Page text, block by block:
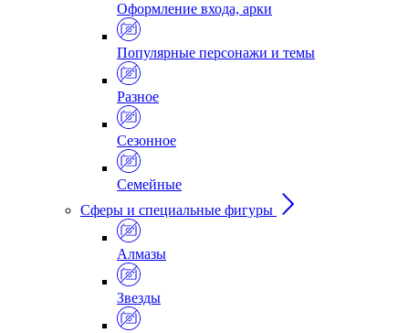
Оформление входа, арки
Популярные персонажи и темы
Разное
Сезонное
Семейные
Сферы и специальные фигуры
Алмазы
Звезды